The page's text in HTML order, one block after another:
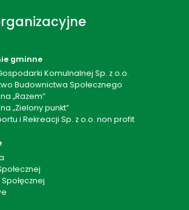
gminne
Komulnalnej Sp. z o.o.
Budownictwa Społecznego
„Razem”
„Zielony punkt”
i Rekreacji Sp. z o.o. non profit